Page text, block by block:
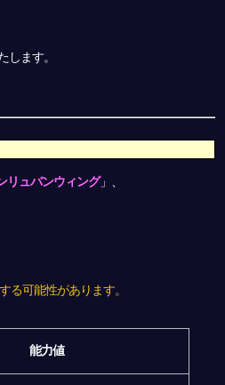
ます。
リュバンウィング」、
可能性があります。
能力値